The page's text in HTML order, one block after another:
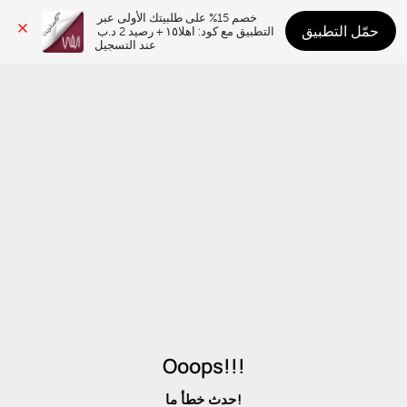
عند التسجيل
حمّل التطبيق
Ooops!!!
حدث خطأ ما!